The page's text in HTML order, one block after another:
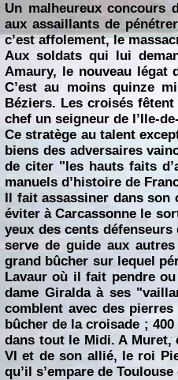
Un malheureux concours
aux assaillants de
c’est affolement, le
Aux soldats qui lui
Amaury, le nouveau légat
C’est au moins quinze
Béziers. Les croisés
chef un seigneur de l’Ile-
Ce stratège au talent
biens des adversaires
de citer "les hauts faits
manuels d’histoire de
Il fait assassiner dans son
éviter à Carcassonne le
yeux des cents
serve de guide aux
grand bûcher sur lequel
Lavaur où il fait pendre
dame Giralda à ses
comblent avec des
bûcher de la croisade ;
dans tout le Midi. A Muret,
VI et de son allié, le roi
qu’il s’empare de